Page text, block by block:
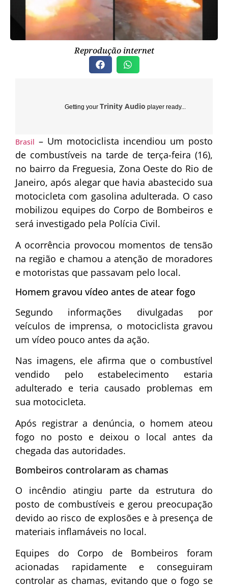
Reprodução internet
Getting your Trinity Audio player ready...
Brasil – Um motociclista incendiou um posto
de combustíveis na tarde de terça-feira (16),
no bairro da Freguesia, Zona Oeste do Rio de
Janeiro, após alegar que havia abastecido sua
motocicleta com gasolina adulterada. O caso
mobilizou equipes do Corpo de Bombeiros e
será investigado pela Polícia Civil.
A ocorrência provocou momentos de tensão
na região e chamou a atenção de moradores
e motoristas que passavam pelo local.
Homem gravou vídeo antes de atear fogo
Segundo informações divulgadas por
veículos de imprensa, o motociclista gravou
um vídeo pouco antes da ação.
Nas imagens, ele afirma que o combustível
vendido pelo estabelecimento estaria
adulterado e teria causado problemas em
sua motocicleta.
Após registrar a denúncia, o homem ateou
fogo no posto e deixou o local antes da
chegada das autoridades.
Bombeiros controlaram as chamas
O incêndio atingiu parte da estrutura do
posto de combustíveis e gerou preocupação
devido ao risco de explosões e à presença de
materiais inflamáveis no local.
Equipes do Corpo de Bombeiros foram
acionadas rapidamente e conseguiram
controlar as chamas, evitando que o fogo se